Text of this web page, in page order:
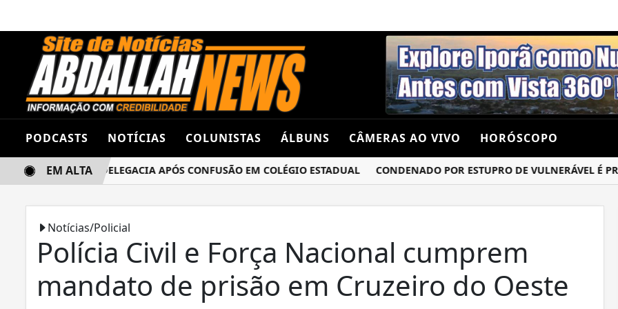
PODCASTS NOTÍCIAS COLUNISTAS ÁLBUNS CÂMERAS AO VIVO HORÓSCOPO
TERMINA NA DELEGACIA APÓS CONFUSÃO EM COLÉGIO ESTADUAL CONDENADO POR ESTUPRO DE VULNERÁVEL É
EM ALTA
Notícias/Policial
Polícia Civil e Força Nacional cumprem
mandato de prisão em Cruzeiro do Oeste